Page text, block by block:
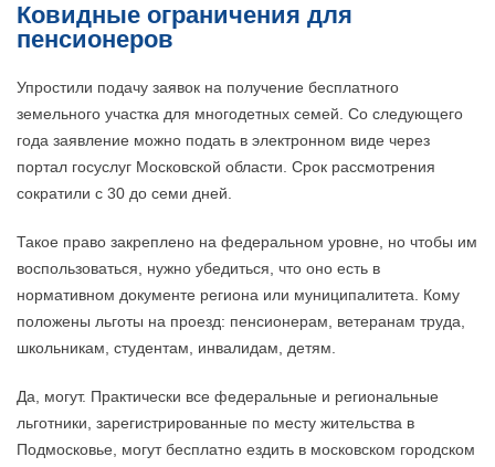
Ковидные ограничения для
пенсионеров
Упростили подачу заявок на получение бесплатного
земельного участка для многодетных семей. Со следующего
года заявление можно подать в электронном виде через
портал госуслуг Московской области. Срок рассмотрения
сократили с 30 до семи дней.
Такое право закреплено на федеральном уровне, но чтобы им
воспользоваться, нужно убедиться, что оно есть в
нормативном документе региона или муниципалитета. Кому
положены льготы на проезд: пенсионерам, ветеранам труда,
школьникам, студентам, инвалидам, детям.
Да, могут. Практически все федеральные и региональные
льготники, зарегистрированные по месту жительства в
Подмосковье, могут бесплатно ездить в московском городском